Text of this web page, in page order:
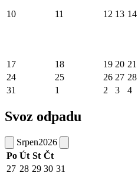
10 11 12 13 14
17
18 19 20 21
24
25 26 27 28
31
1 2 3 4
Svoz odpadu
Srpen2026
Po Út St Čt
27 28 29 30 31